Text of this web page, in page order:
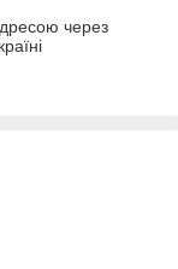
через